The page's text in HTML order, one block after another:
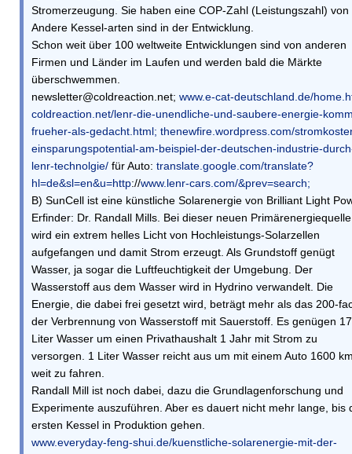
Stromerzeugung. Sie haben eine COP-Zahl (Leistungszahl) von
Andere Kessel-arten sind in der Entwicklung.
Schon weit über 100 weltweite Entwicklungen sind von anderen
Firmen und Länder im Laufen und werden bald die Märkte
überschwemmen.
newsletter@coldreaction.net; www.e-cat-deutschland.de/
coldreaction.net/lenr-die-unendliche-und-saubere-energie-
frueher-als-gedacht.html; thenewfire.wordpress.com/
einsparungspotential-am-beispiel-der-deutschen-industrie-
lenr-technolgie/ für Auto: translate.google.com/translate?
hl=de&sl=en&u=http://www.lenr-cars.com/&prev=search;
B) SunCell ist eine künstliche Solarenergie von Brilliant Light
Erfinder: Dr. Randall Mills. Bei dieser neuen Primärenergiequelle
wird ein extrem helles Licht von Hochleistungs-Solarzellen
aufgefangen und damit Strom erzeugt. Als Grundstoff genügt
Wasser, ja sogar die Luftfeuchtigkeit der Umgebung. Der
Wasserstoff aus dem Wasser wird in Hydrino verwandelt. Die
Energie, die dabei frei gesetzt wird, beträgt mehr als das 200-
der Verbrennung von Wasserstoff mit Sauerstoff. Es genügen 17
Liter Wasser um einen Privathaushalt 1 Jahr mit Strom zu
versorgen. 1 Liter Wasser reicht aus um mit einem Auto 1600
weit zu fahren.
Randall Mill ist noch dabei, dazu die Grundlagenforschung und
Experimente auszuführen. Aber es dauert nicht mehr lange, bis
ersten Kessel in Produktion gehen.
www.everyday-feng-shui.de/kuenstliche-solarenergie-mit-der-